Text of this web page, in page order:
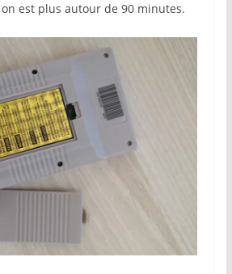
est plus autour de 90 minutes.